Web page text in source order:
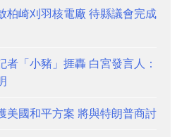
柏崎刈羽核電廠 待縣議會完成
者「小豬」捱轟 白宮發言人：
美國和平方案 將與特朗普商討